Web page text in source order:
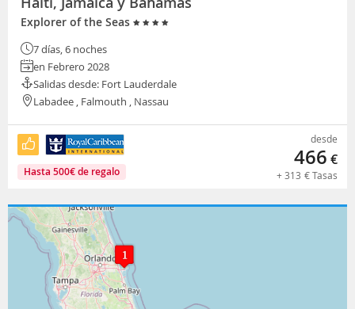
Explorer of the Seas
7 días, 6 noches
en Febrero 2028
Salidas desde: Fort Lauderdale
Labadee , Falmouth , Nassau
Hasta 500€de regalo
desde
466 €
+ 313 €Tasas